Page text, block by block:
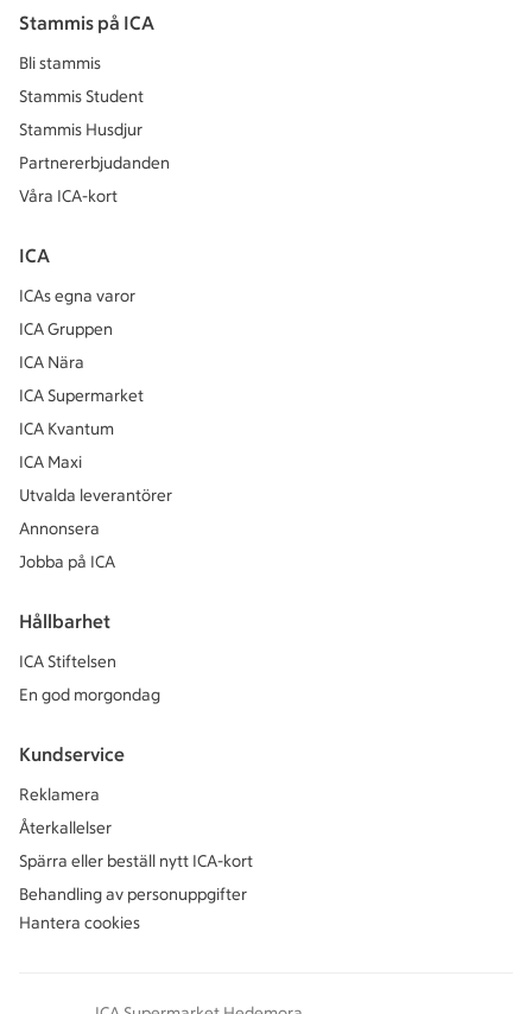
Stammis på ICA
Bli stammis
Stammis Student
Stammis Husdjur
Partnererbjudanden
Våra ICA-kort
ICA
ICAs egna varor
ICA Gruppen
ICA Nära
ICA Supermarket
ICA Kvantum
ICA Maxi
Utvalda leverantörer
Annonsera
Jobba på ICA
Hållbarhet
ICA Stiftelsen
En god morgondag
Kundservice
Reklamera
Återkallelser
Spärra eller beställ nytt ICA-kort
Behandling av personuppgifter
Hantera cookies